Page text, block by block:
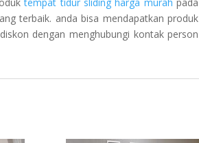
terbaik. anda bisa mendapatkan produk
dengan menghubungi kontak person